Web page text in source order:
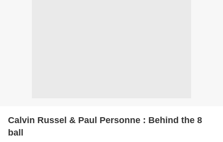
Calvin Russel & Paul Personne : Behind the 8
ball